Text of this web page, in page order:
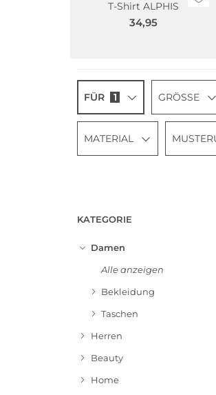
T-Shirt ALPHIS
34,95
FÜR 1 GRÖSSE
MATERIAL
KATEGORIE
Damen
Alle anzeigen
Bekleidung
Taschen
Herren
Beauty
Home